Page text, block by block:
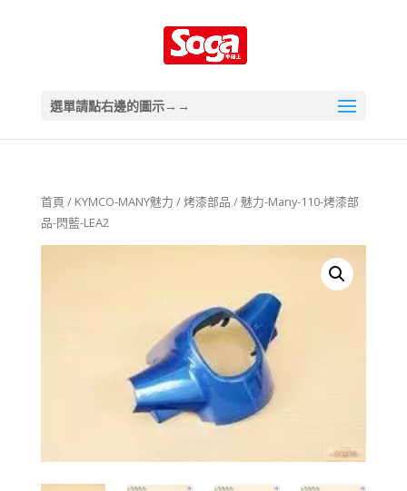
選單請點右邊的圖示→→
首頁 / KYMCO-MANY魅力 /烤漆部品 / 魅力-Many-110-烤漆部
品-閃藍-LEA2